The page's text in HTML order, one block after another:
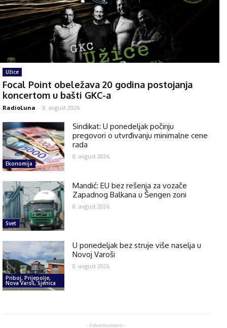
Užice
Focal Point obeležava 20 godina postojanja
koncertom u bašti GKC-a
RadioLuna - 8. avgust 2026.
Ekonomija
Sindikat: U ponedeljak počinju
pregovori o utvrđivanju minimalne cene
rada
8. avgust 2026.
Svet
Mandić: EU bez rešenja za vozače
Zapadnog Balkana u Šengen zoni
8. avgust 2026.
Priboj, Prijepolje,
Nova Varoš, Sjenica
U ponedeljak bez struje više naselja u
Novoj Varoši
8. avgust 2026.
- Advertisement -